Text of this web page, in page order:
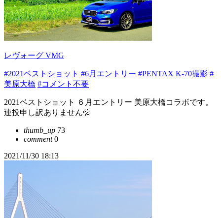
レヴォーグ VMG
#2021ベストショット #6月エントリー #PENTAX K-70撮影 #
美原大橋 #コメント不要
2021ベストショット ６月エントリー 美原大橋コラボです。
連投申し訳ありません💦
thumb_up 73
comment0
2021/11/30 18:13